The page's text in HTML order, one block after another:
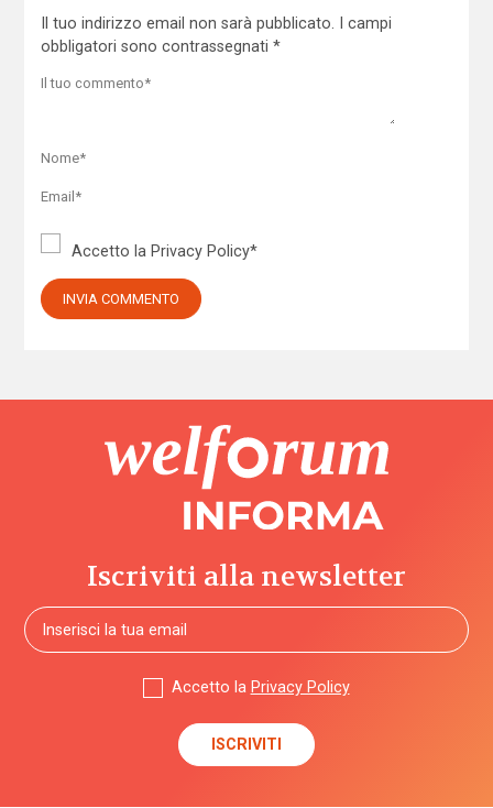
Il tuo indirizzo email non sarà pubblicato.
I campi
obbligatori sono contrassegnati *
Accetto la Privacy Policy*
Iscriviti alla newsletter
Accetto la Privacy Policy